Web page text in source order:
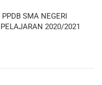
SMA NEGERI
2020/2021